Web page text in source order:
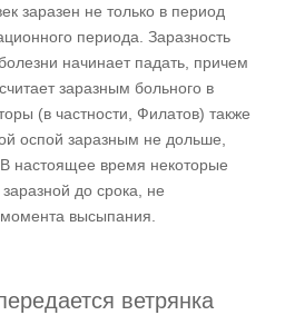
заразен не только в период
периода. Заразность
начинает падать, причем
заразным больного в
(в частности, Филатов) также
оспой заразным не дольше,
настоящее время некоторые
до срока, не
высыпания.
ветрянка